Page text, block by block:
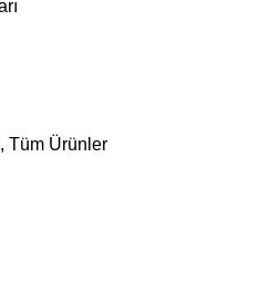
, Tüm Ürünler